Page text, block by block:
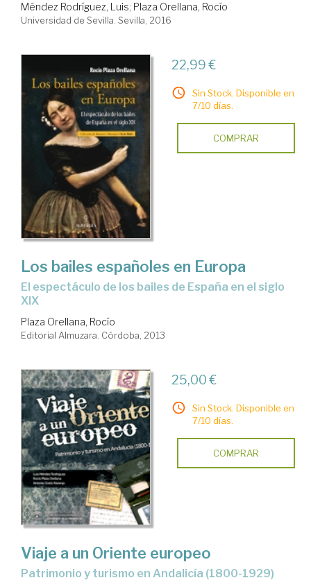
Méndez Rodríguez, Luis; Plaza Orellana, Rocío
Universidad de Sevilla. Sevilla, 2016
22,99 €
Sin Stock. Disponible en
7/10 días.
COMPRAR
Los bailes españoles en Europa
el espectáculo de los bailes de España en el siglo
XIX
Plaza Orellana, Rocío
Editorial Almuzara. Córdoba, 2013
25,00 €
Sin Stock. Disponible en
7/10 días.
COMPRAR
Viaje a un Oriente europeo
patrimonio y turismo en Andalicía (1800-1929)